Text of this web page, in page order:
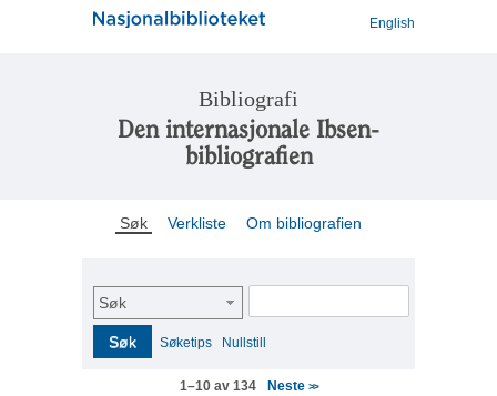
English
Bibliografi
Den internasjonale Ibsen-
bibliografien
Søk Verkliste Om bibliografien
Søk
Søk Søketips Nullstill
1–10 av 134 Neste >>